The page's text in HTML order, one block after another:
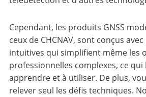
Cependant, les produits GNSS
ceux de CHCNAV, sont conçus
intuitives qui simplifient même les
professionnelles complexes, ce qui
apprendre et à utiliser. De plus,
relever seul les défis techniques.